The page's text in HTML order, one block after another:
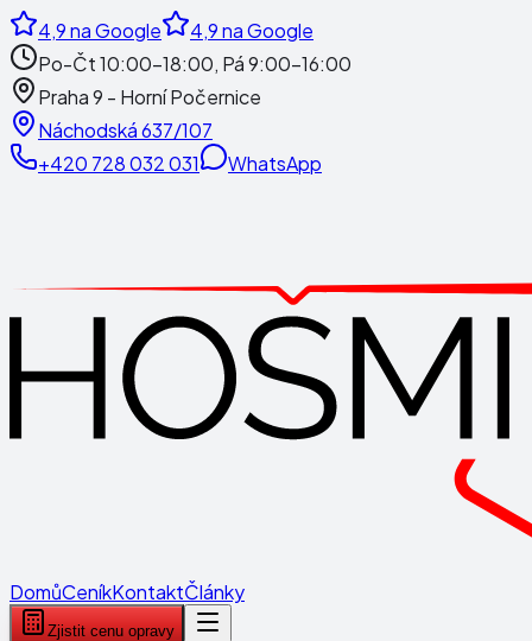
4,9na Google 4,9na Google
Po-Čt 10:00-18:00, Pá 9:00-16:00
Praha 9 - Horní Počernice
Náchodská 637/107
+420 728 032 031
WhatsApp
DomůCeníkKontaktČlánky
Zjistit cenu opravy